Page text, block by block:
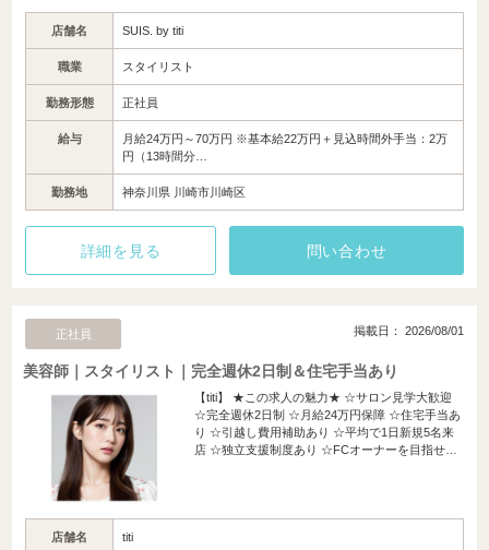
店舗名 SUIS. by titi
職業 スタイリスト
勤務形態 正社員
給与
月給24万円～70万円 ※基本給22万円＋見込時間外手当：2万
円（13時間分…
勤務地 神奈川県 川崎市川崎区
詳細を見る 問い合わせ
正社員 掲載日： 2026/08/01
美容師｜スタイリスト｜完全週休2日制＆住宅手当あり
【titi】 ★この求人の魅力★ ☆サロン見学大歓迎
☆完全週休2日制 ☆月給24万円保障 ☆住宅手当あ
り ☆引越し費用補助あり ☆平均で1日新規5名来
店 ☆独立支援制度あり ☆FCオーナーを目指せ…
店舗名 titi